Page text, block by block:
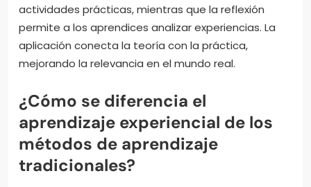
actividades prácticas, mientras que la reflexión
permite a los aprendices analizar experiencias. La
aplicación conecta la teoría con la práctica,
mejorando la relevancia en el mundo real.
¿Cómo se diferencia el
aprendizaje experiencial de los
métodos de aprendizaje
tradicionales?